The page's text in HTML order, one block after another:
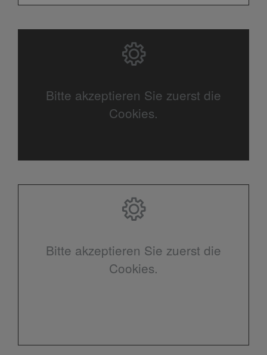
Bitte akzeptieren Sie zuerst die
Cookies.
Bitte akzeptieren Sie zuerst die
Cookies.